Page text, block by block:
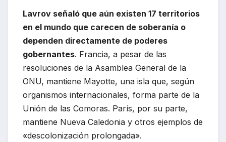
Lavrov señaló que aún existen 17 territorios
en el mundo que carecen de soberanía o
dependen directamente de poderes
gobernantes. Francia, a pesar de las
resoluciones de la Asamblea General de la
ONU, mantiene Mayotte, una isla que, según
organismos internacionales, forma parte de la
Unión de las Comoras. París, por su parte,
mantiene Nueva Caledonia y otros ejemplos de
«descolonización prolongada».